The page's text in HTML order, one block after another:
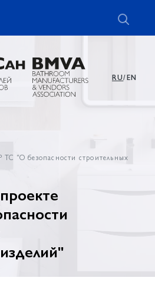
RU/EN
ТС "О безопасности строительных